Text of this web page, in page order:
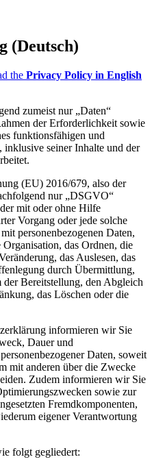
(Deutsch)
the Privacy Policy in English
zumeist nur „Daten“
der Erforderlichkeit sowie
funktionsfähigen und
seiner Inhalte und der
(EU) 2016/679, also der
nur „DSGVO“
mit oder ohne Hilfe
Vorgang oder jede solche
personenbezogenen Daten,
das Ordnen, die
das Auslesen, das
durch Übermittlung,
der Bereitstellung, den Abgleich
das Löschen oder die
informieren wir Sie
Dauer und
Daten, soweit
mit anderen über die Zwecke
Zudem informieren wir Sie
sowie zur
Fremdkomponenten,
eigener Verantwortung
folgt gegliedert: